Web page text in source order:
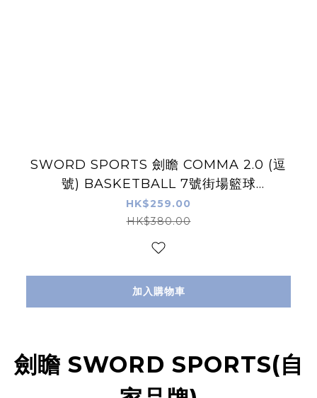
SWORD SPORTS 劍瞻 COMMA 2.0 (逗
號) BASKETBALL 7號街場籃球
IN/OUTDOOR
HK$259.00
HK$380.00
加入購物車
劍瞻 SWORD SPORTS(自